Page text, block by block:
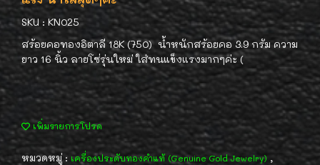
SKU : KN025
สร้อยคอทองอิตาลี 18K (750) น้ำหนักสร้อยคอ 3.9 กรัม ความ
ยาว 16 นิ้ว ลายโซ่รุ่นใหม่ ใส่ทนแข็งแรงมากๆค่ะ (
เพิ่มรายการโปรด
หมวดหมู่ : เครื่องประดับทองคำแท้ (Genuine Gold Jewelry) ,